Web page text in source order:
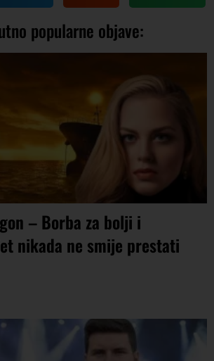
popularne objave:
– Borba za bolji i
nikada ne smije prestati